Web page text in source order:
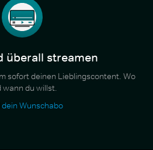
überall streamen
sofort deinen Lieblingscontent. Wo
wann du willst.
dein Wunschabo